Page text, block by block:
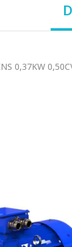
0,37KW